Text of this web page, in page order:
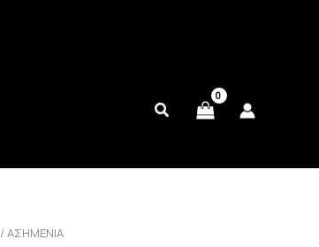
/ ΑΣΗΜΕΝΙΑ